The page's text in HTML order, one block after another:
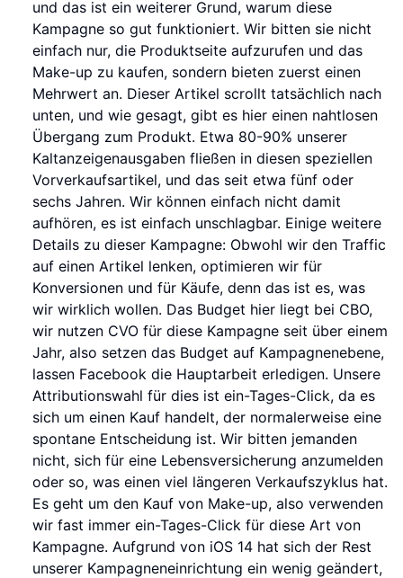
und das ist ein weiterer Grund, warum diese
Kampagne so gut funktioniert. Wir bitten sie nicht
einfach nur, die Produktseite aufzurufen und das
Make-up zu kaufen, sondern bieten zuerst einen
Mehrwert an. Dieser Artikel scrollt tatsächlich nach
unten, und wie gesagt, gibt es hier einen nahtlosen
Übergang zum Produkt. Etwa 80-90% unserer
Kaltanzeigenausgaben fließen in diesen speziellen
Vorverkaufsartikel, und das seit etwa fünf oder
sechs Jahren. Wir können einfach nicht damit
aufhören, es ist einfach unschlagbar. Einige weitere
Details zu dieser Kampagne: Obwohl wir den Traffic
auf einen Artikel lenken, optimieren wir für
Konversionen und für Käufe, denn das ist es, was
wir wirklich wollen. Das Budget hier liegt bei CBO,
wir nutzen CVO für diese Kampagne seit über einem
Jahr, also setzen das Budget auf Kampagnenebene,
lassen Facebook die Hauptarbeit erledigen. Unsere
Attributionswahl für dies ist ein-Tages-Click, da es
sich um einen Kauf handelt, der normalerweise eine
spontane Entscheidung ist. Wir bitten jemanden
nicht, sich für eine Lebensversicherung anzumelden
oder so, was einen viel längeren Verkaufszyklus hat.
Es geht um den Kauf von Make-up, also verwenden
wir fast immer ein-Tages-Click für diese Art von
Kampagne. Aufgrund von iOS 14 hat sich der Rest
unserer Kampagneneinrichtung ein wenig geändert,